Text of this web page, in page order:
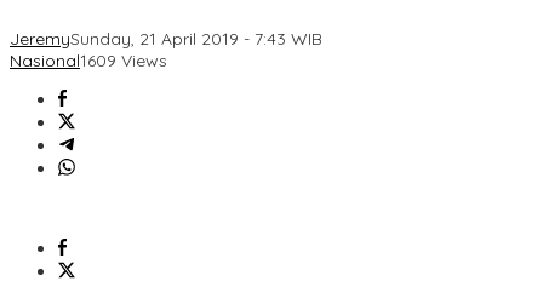
JeremySunday, 21 April 2019 - 7:43 WIB
Nasional1609 Views